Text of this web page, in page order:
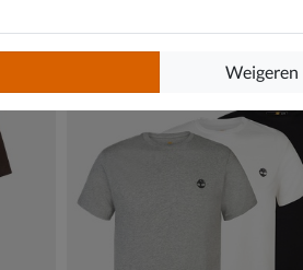
Weigeren